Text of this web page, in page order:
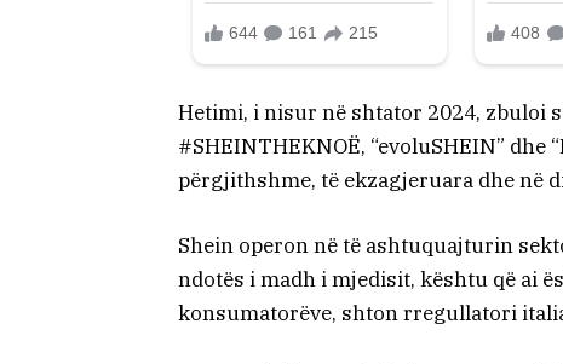
Hetimi, i nisur në shtator 2024, zbuloi
#SHEINTHEKNOË, “evoluSHEIN”
përgjithshme, të ekzagjeruara dhe në
Shein operon në të ashtuquajturin
ndotës i madh i mjedisit, kështu që ai
konsumatorëve, shton rregullatori